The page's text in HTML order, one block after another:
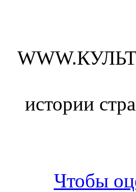
истории
Чтобы